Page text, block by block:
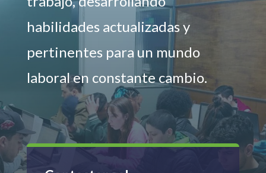
habilidades actualizadas y
pertinentes para un mundo
laboral en constante cambio.